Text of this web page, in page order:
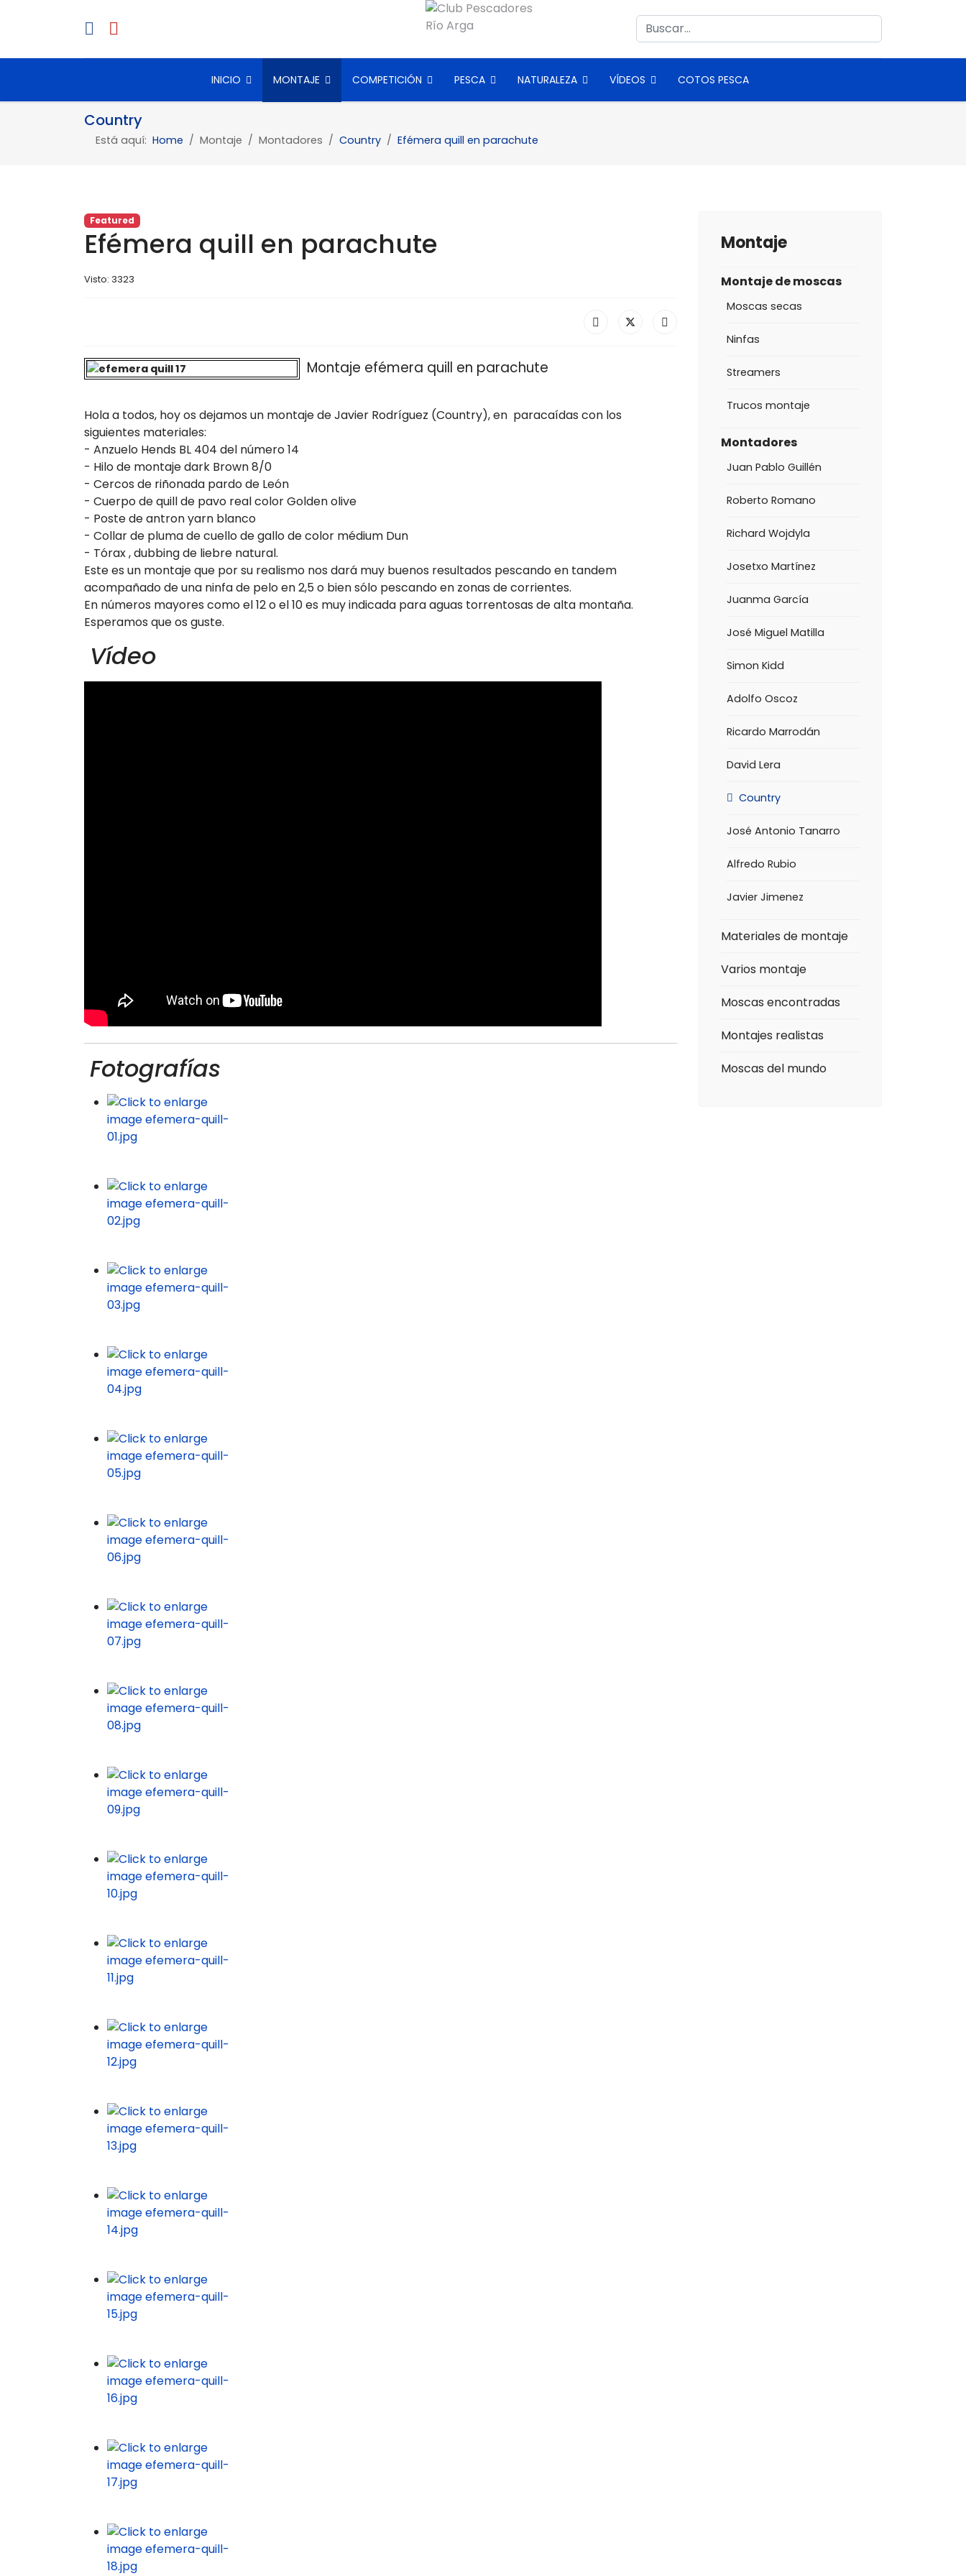
Buscar
INICIO MONTAJE COMPETICIÓN PESCA NATURALEZA VÍDEOS COTOS PESCA
Country
Está aquí: Home Montaje Montadores Country Efémera quill en parachute
Featured
Efémera quill en parachute
Visto: 3323
Montaje efémera quill en parachute
Hola a todos, hoy os dejamos un montaje de Javier Rodríguez (Country), en paracaídas con los
siguientes materiales:
- Anzuelo Hends BL 404 del número 14
- Hilo de montaje dark Brown 8/0
- Cercos de riñonada pardo de León
- Cuerpo de quill de pavo real color Golden olive
- Poste de antron yarn blanco
- Collar de pluma de cuello de gallo de color médium Dun
- Tórax , dubbing de liebre natural.
Este es un montaje que por su realismo nos dará muy buenos resultados pescando en tandem
acompañado de una ninfa de pelo en 2,5 o bien sólo pescando en zonas de corrientes.
En números mayores como el 12 o el 10 es muy indicada para aguas torrentosas de alta montaña.
Esperamos que os guste.
Vídeo
Fotografías
Montaje
Montaje de moscas
Moscas secas
Ninfas
Streamers
Trucos montaje
Montadores
Juan Pablo Guillén
Roberto Romano
Richard Wojdyla
Josetxo Martínez
Juanma García
José Miguel Matilla
Simon Kidd
Adolfo Oscoz
Ricardo Marrodán
David Lera
Country
José Antonio Tanarro
Alfredo Rubio
Javier Jimenez
Materiales de montaje
Varios montaje
Moscas encontradas
Montajes realistas
Moscas del mundo